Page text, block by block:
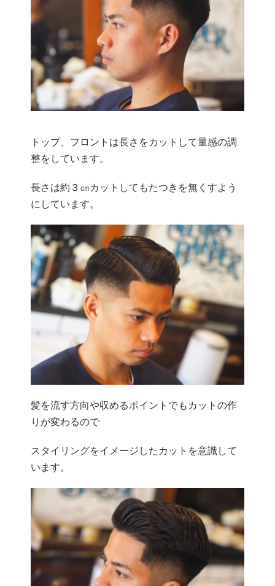
トップ、フロントは長さをカットして量感の調
整をしています。
長さは約３㎝カットしてもたつきを無くすよう
にしています。
髪を流す方向や収めるポイントでもカットの作
りが変わるので
スタイリングをイメージしたカットを意識して
います。